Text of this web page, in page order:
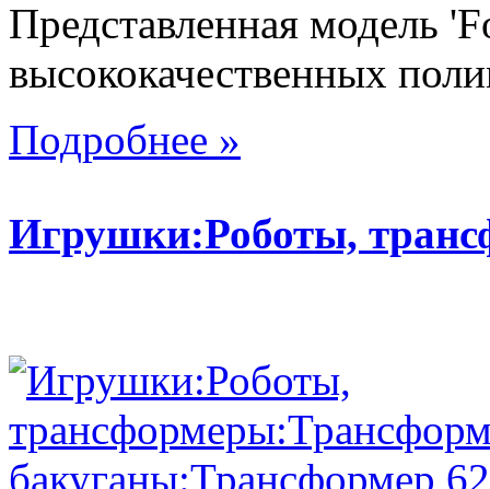
Представленная модель
высококачественных
Подробнее »
Игрушки:Роботы,